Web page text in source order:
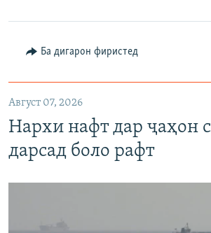
Ба дигарон фиристед
Август 07, 2026
Нархи нафт дар ҷаҳон
дарсад боло рафт